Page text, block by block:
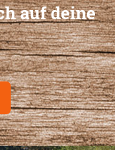
auf deine